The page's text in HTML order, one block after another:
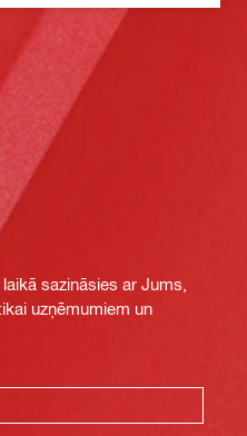
sazināsies ar Jums,
uzņēmumiem un